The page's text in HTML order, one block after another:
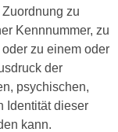
zu
Kennnummer, zu
zu einem oder
der
psychischen,
Identität dieser
kann.